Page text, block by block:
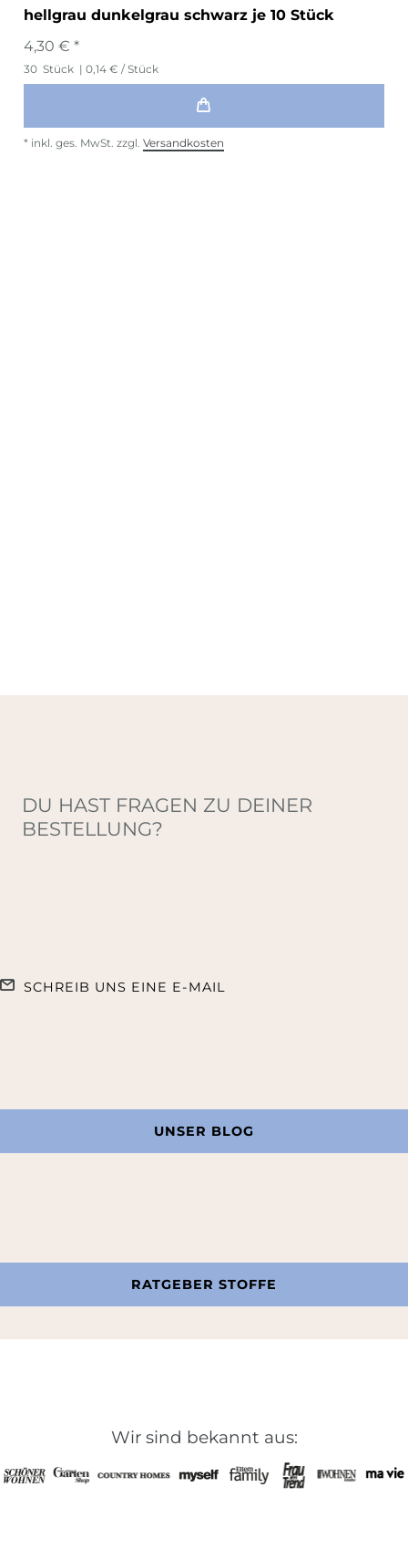
hellgrau dunkelgrau schwarz je 10 Stück
4,30 € *
30 Stück | 0,14 € / Stück
* inkl. ges. MwSt. zzgl. Versandkosten
DU HAST FRAGEN ZU DEINER
BESTELLUNG?
SCHREIB UNS EINE E-MAIL
UNSER BLOG
RATGEBER STOFFE
Wir sind bekannt aus: